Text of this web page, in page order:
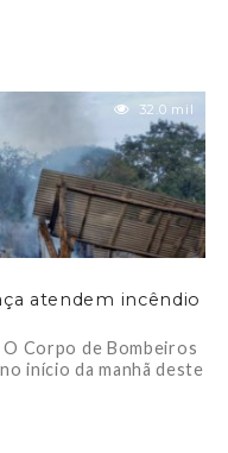
32.0 mil
atendem incêndio
O Corpo de Bombeiros
início da manhã deste